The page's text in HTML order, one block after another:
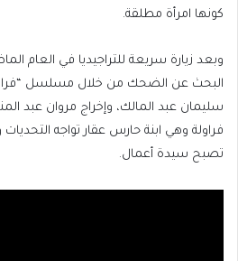
كونها امرأة مطلقة.
وبعد زيارة سريعة للتراجيديا في العام
البحث عن الضحك من خلال مسلسل
سليمان عبد المالك، وإخراج مروان عبد
فراولة وهي ابنة حارس عقار تواجه
تصبح سيدة أعمال.